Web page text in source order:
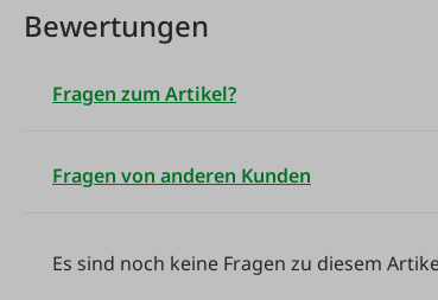
Bewertungen
Fragen zum Artikel?
Fragen von anderen Kunden
Es sind noch keine Fragen zu diesem